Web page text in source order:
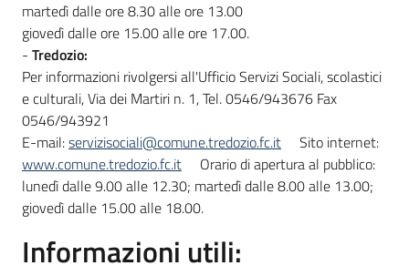
martedì dalle ore 8.30 alle ore 13.00
giovedì dalle ore 15.00 alle ore 17.00.
- Tredozio:
Per informazioni rivolgersi all'Ufficio Servizi Sociali, scolastici
e culturali, Via dei Martiri n. 1, Tel. 0546/943676 Fax
0546/943921
E-mail:servizisociali@comune.tredozio.fc.it
Sito internet:
www.comune.tredozio.fc.it
Orario di apertura al pubblico:
lunedì dalle 9.00 alle 12.30; martedì dalle 8.00 alle 13.00;
giovedì dalle 15.00 alle 18.00.
Informazioni utili: